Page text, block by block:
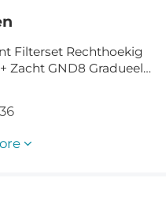
Filterset Rechthoekig
Zacht GND8 Gradueel
Filter Houder Kit Nano